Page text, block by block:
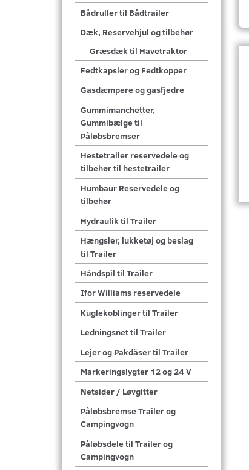
Bådruller til Bådtrailer
Dæk, Reservehjul og tilbehør
Græsdæk til Havetraktor
Fedtkapsler og Fedtkopper
Gasdæmpere og gasfjedre
Gummimanchetter,
Gummibælge til
Påløbsbremser
Hestetrailer reservedele og
tilbehør til hestetrailer
Humbaur Reservedele og
tilbehør
Hydraulik til Trailer
Hængsler, lukketøj og beslag
til Trailer
Håndspil til Trailer
Ifor Williams reservedele
Kuglekoblinger til Trailer
Ledningsnet til Trailer
Lejer og Pakdåser til Trailer
Markeringslygter 12 og 24 V
Netsider / Løvgitter
Påløbsbremse Trailer og
Campingvogn
Påløbsdele til Trailer og
Campingvogn